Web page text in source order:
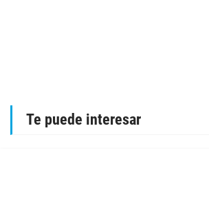
Te puede interesar